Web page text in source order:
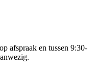
afspraak en tussen 9:30-